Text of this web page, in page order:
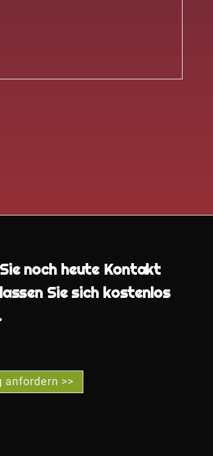
Sie noch heute Kontakt
Sie sich kostenlos
anfordern >>